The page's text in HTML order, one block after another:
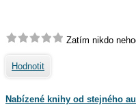
Zatím nikdo
Hodnotit
Nabízené knihy od stejného